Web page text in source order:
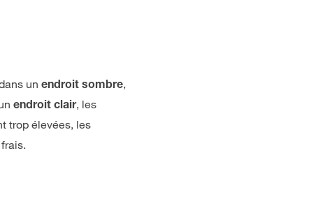
un endroit sombre,
endroit clair, les
trop élevées, les